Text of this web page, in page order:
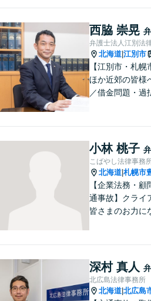
もアクセス良好
事故、離婚、債
広く対応する４
富な弁護士です
西脇 崇晃
弁護士法人江別法
北海道 江別市
【江別市・札
ほか近郊の皆様
／借金問題・過
気軽にお問い合
小林 桃子
こばやし法律事務
北海道 札幌市
【企業法務・
通事故】クライ
皆さまのお力に
深村 真人
北広島法律事務所
北海道 北広島